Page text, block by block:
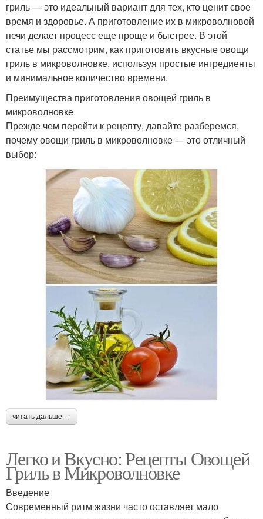
гриль — это идеальный вариант для тех, кто ценит свое
время и здоровье. А приготовление их в микроволновой
печи делает процесс еще проще и быстрее. В этой
статье мы рассмотрим, как приготовить вкусные овощи
гриль в микроволновке, используя простые ингредиенты
и минимальное количество времени.
Преимущества приготовления овощей гриль в
микроволновке
Прежде чем перейти к рецепту, давайте разберемся,
почему овощи гриль в микроволновке — это отличный
выбор:
читать дальше →
Легко и Вкусно: Рецепты Овощей
Гриль в Микроволновке
Введение
Современный ритм жизни часто оставляет мало